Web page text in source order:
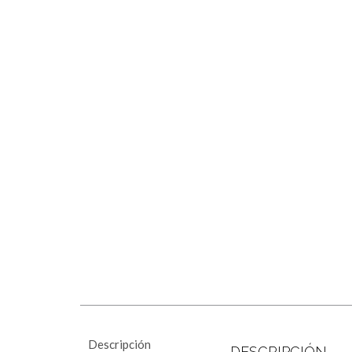
Descripción